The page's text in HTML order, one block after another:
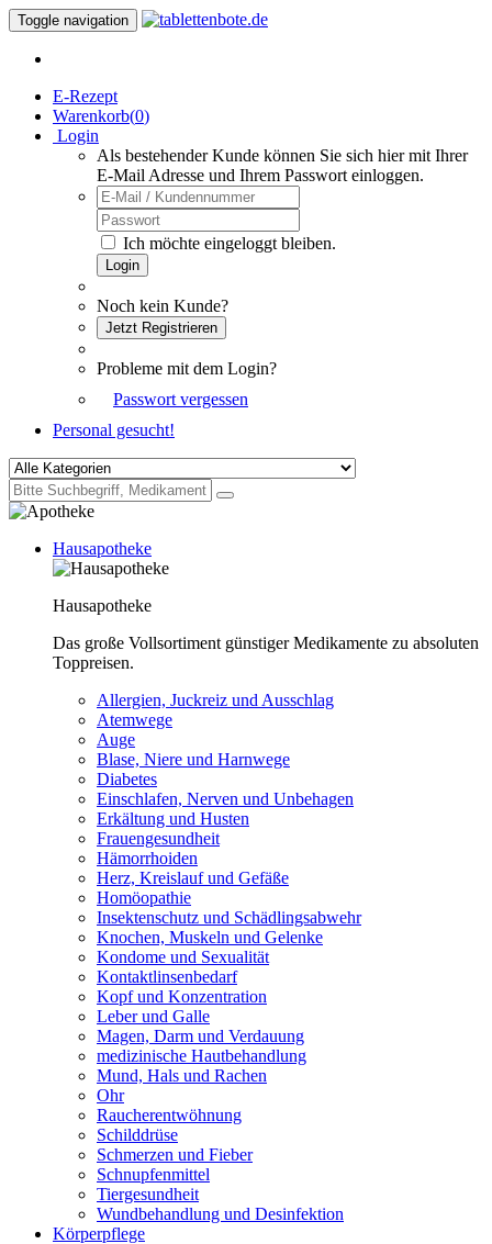
Toggle navigation
E-Rezept
Warenkorb(0)
Login
Als bestehender Kunde können Sie sich hier mit Ihrer
E-Mail Adresse und Ihrem Passwort einloggen.
Ich möchte eingeloggt bleiben.
Login
Noch kein Kunde?
Jetzt Registrieren
Probleme mit dem Login?
Passwort vergessen
Personal gesucht!
Hausapotheke
Hausapotheke
Das große Vollsortiment günstiger Medikamente zu absoluten
Toppreisen.
Allergien, Juckreiz und Ausschlag
Atemwege
Auge
Blase, Niere und Harnwege
Diabetes
Einschlafen, Nerven und Unbehagen
Erkältung und Husten
Frauengesundheit
Hämorrhoiden
Herz, Kreislauf und Gefäße
Homöopathie
Insektenschutz und Schädlingsabwehr
Knochen, Muskeln und Gelenke
Kondome und Sexualität
Kontaktlinsenbedarf
Kopf und Konzentration
Leber und Galle
Magen, Darm und Verdauung
medizinische Hautbehandlung
Mund, Hals und Rachen
Ohr
Raucherentwöhnung
Schilddrüse
Schmerzen und Fieber
Schnupfenmittel
Tiergesundheit
Wundbehandlung und Desinfektion
Körperpflege